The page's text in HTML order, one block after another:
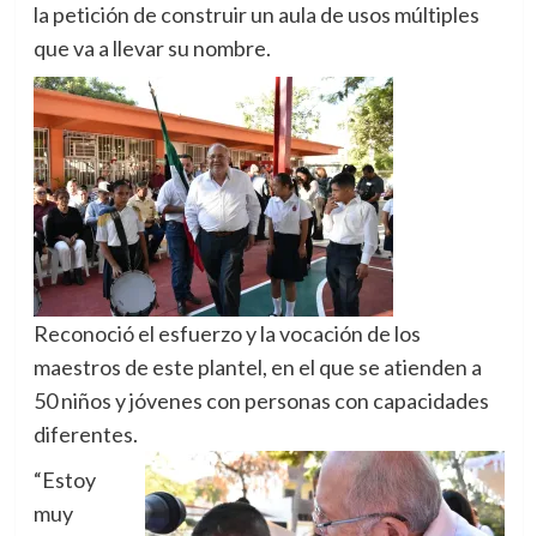
la petición de construir un aula de usos múltiples
que va a llevar su nombre.
Reconoció el esfuerzo y la vocación de los
maestros de este plantel, en el que se atienden a
50 niños y jóvenes con personas con capacidades
diferentes.
“Estoy
muy